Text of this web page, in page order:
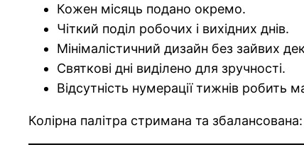
Кожен місяць подано окремо.
Чіткий поділ робочих і вихідних днів.
Мінімалістичний дизайн без зайвих
Святкові дні виділено для зручності.
Відсутність нумерації тижнів робить
Колірна палітра стримана та